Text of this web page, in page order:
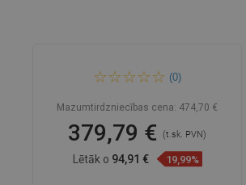
vanna 180 x 80 cm ar
100 cm, caurspīdīgs, melns
(0)
Mazumtirdzniecības cena: 474,70 €
379,79 €(t.sk. PVN)
Lētāk o 94,91 € 19,99%